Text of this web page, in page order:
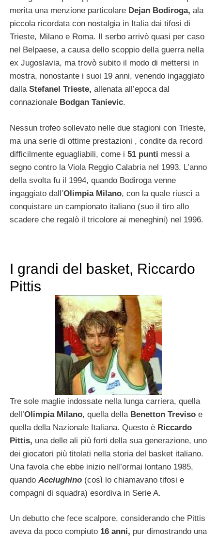
merita una menzione particolare Dejan Bodiroga, ala
piccola ricordata con nostalgia in Italia dai tifosi di
Trieste, Milano e Roma. Il serbo arrivò quasi per caso
nel Belpaese, a causa dello scoppio della guerra nella
ex Jugoslavia, ma trovò subito il modo di mettersi in
mostra, nonostante i suoi 19 anni, venendo ingaggiato
dalla Stefanel Trieste, allenata all’epoca dal
connazionale Bodgan Tanievic.
Nessun trofeo sollevato nelle due stagioni con Trieste,
ma una serie di ottime prestazioni , condite da record
difficilmente eguagliabili, come i 51 punti messi a
segno contro la Viola Reggio Calabria nel 1993. L’anno
della svolta fu il 1994, quando Bodiroga venne
ingaggiato dall’Olimpia Milano, con la quale riuscì a
conquistare un campionato italiano (suo il tiro allo
scadere che regalò il tricolore ai meneghini) nel 1996.
I grandi del basket, Riccardo
Pittis
Tre sole maglie indossate nella lunga carriera, quella
dell’Olimpia Milano, quella della Benetton Treviso e
quella della Nazionale Italiana. Questo è Riccardo
Pittis, una delle ali più forti della sua generazione, uno
dei giocatori più titolati nella storia del basket italiano.
Una favola che ebbe inizio nell’ormai lontano 1985,
quando Acciughino (così lo chiamavano tifosi e
compagni di squadra) esordiva in Serie A.
Un debutto che fece scalpore, considerando che Pittis
aveva da poco compiuto 16 anni, pur dimostrando una